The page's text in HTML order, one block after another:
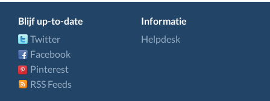
Blijf up-to-date
Twitter
Facebook
Pinterest
RSS Feeds
Informatie
Helpdesk